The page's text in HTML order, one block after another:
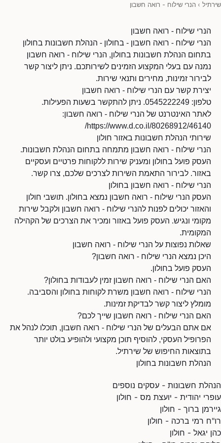
שירתיל › הנרי שילוח - רואה חשבון
הנרי שילוח - רואה חשבון
הנרי שילוח - רואה חשבון - בחולון - הנהלת חשבונות בחולון
בתחום הנהלת חשבונות בחולון, הנרי שילוח - רואה חשבון
נמנה עם בעלי המקצוע הזמינים לשירותכם. ניתן ליצור קשר
לבירור זמינות, מחירים ותנאי שירות.
יצירת קשר עם הנרי שילוח - רואה חשבון
טלפון: 0545222249. ניתן להתקשר בשעות הפעילות.
לאתר האינטרנט של הנרי שילוח - רואה חשבון:
https://www.d.co.il/80268912/46140/
שירותי הנהלת חשבונות באזור חולון
הנרי שילוח - רואה חשבון מתמחה בתחום הנהלת חשבונות.
העסק פועל בחולון ומעניק שירות ללקוחות פרטיים ועסקיים
באזור. לבירור התאמת השירות לצרכים שלכם, צרו קשר.
הנרי שילוח - רואה חשבון בחולון
העסק הנרי שילוח - רואה חשבון נמצא בחולון. תושבי חולון
והאזור יכולים לפנות להנרי שילוח - רואה חשבון ולקבל שירות
מקומי ונגיש. העסק פועל באזור ומכיר את הצרכים של הקהילה
המקומית.
שאלות נפוצות על הנרי שילוח - רואה חשבון
היכן נמצא הנרי שילוח - רואה חשבון?
העסק פועל בחולון.
האם הנרי שילוח - רואה חשבון זמין לעבודות בחולון?
הנרי שילוח - רואה חשבון משרת לקוחות בחולון והסביבה.
מומלץ ליצור קשר לבדיקת זמינות.
האם הנרי שילוח - רואה חשבון שייך לכם?
אם אתם הבעלים של הנרי שילוח - רואה חשבון, תוכלו לנהל את
הפרופיל העסקי, להוסיף תוכן מקצועי ולהופיע בולט יותר
בתוצאות החיפוש של שירתיל.
הנהלת חשבונות בחולון
הנהלת חשבונות - עסקים נוספים
עופרי יהודית - יועצת מס - חולון
גיירמן ברוך - חולון
רו"ח רמי ברכה - חולון
כהן יגאל - חולון